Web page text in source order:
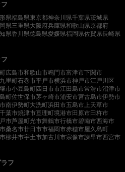
県福島県東京都神奈川県千葉県茨城県
県三重県大阪府兵庫県和歌山県京都府
県香川県徳島県愛媛県福岡県佐賀県長崎県
広島市和歌山市鳴門市富津市下関市
里町石巻市平戸市横浜市神戸市江戸川区
市小豆島町四日市市江田島市常滑市沼津市
町佐世保市茅ヶ崎市浦安市宮古島市伊勢市
南伊勢町大洗町浜田市五島市 上天草市
千葉市焼津市亘理町境港市田原市臼杵市
市芦屋町光市舞鶴市行橋市碧南市西海市
桑名市廿日市市福岡市赤穂市屋久島町
柳井市宇土市加古川市宗像市諫早市西宮市
フ